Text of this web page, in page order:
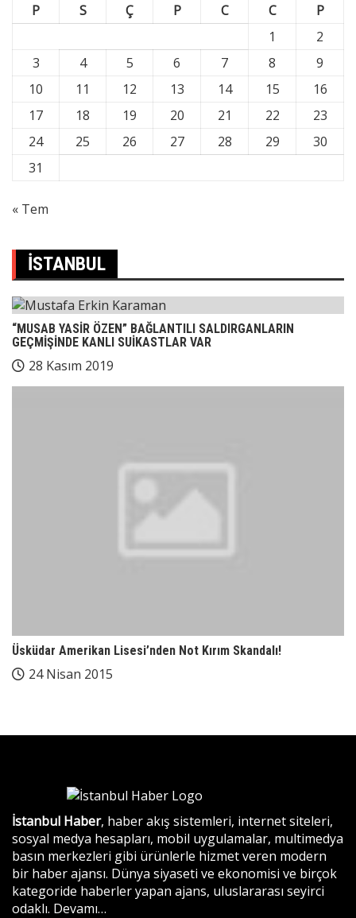
P S Ç P C C
P
1
2
3
4 5 6 7 8
9
10
11 12 13 14 15
16
17
18 19 20 21 22
23
24
25 26 27 28 29
30
31
« Tem
İSTANBUL
“MUSAB YASİR ÖZEN” BAĞLANTILI SALDIRGANLARIN
GEÇMİŞİNDE KANLI SUİKASTLAR VAR
28 Kasım 2019
Üsküdar Amerikan Lisesi’nden Not Kırım Skandalı!
24 Nisan 2015
İstanbul Haber, haber akış sistemleri, internet siteleri,
sosyal medya hesapları, mobil uygulamalar, multimedya
basın merkezleri gibi ürünlerle hizmet veren modern
bir haber ajansı. Dünya siyaseti ve ekonomisi ve birçok
kategoride haberler yapan ajans, uluslararası seyirci
odaklı. Devamı…